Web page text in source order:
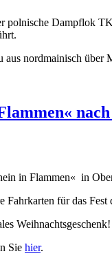
polnische Dampflok
aus nordmainisch
in Flammen« in
Fahrkarten für das
Weihnachtsgeschenk!
Sie hier.